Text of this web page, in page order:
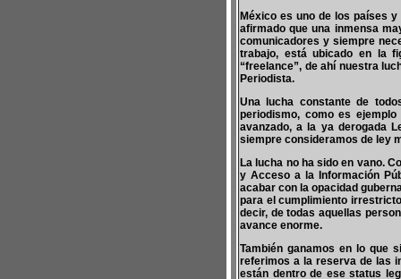
México es uno de los países
afirmado que una inmensa
comunicadores y siempre
trabajo, está ubicado en la
“freelance”, de ahí nuestra
Periodista.
Una lucha constante de
periodismo, como es
avanzado, a la ya derogada
siempre consideramos de ley
La lucha no ha sido en vano.
y Acceso a la Información
acabar con la opacidad
para el cumplimiento
decir, de todas aquellas
avance enorme.
También ganamos en lo que
referimos a la reserva de las
están dentro de ese status